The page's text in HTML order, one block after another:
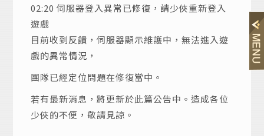
02:20 伺服器登入異常已修復，請少俠重新登入
遊戲
目前收到反饋，伺服器顯示維護中，無法進入遊
戲的異常情況，
團隊已經定位問題在修復當中。
若有最新消息，將更新於此篇公告中。造成各位
少俠的不便，敬請見諒。